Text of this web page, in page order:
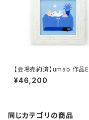
【会場売約済】umao 作品E
¥46,200
同じカテゴリの商品